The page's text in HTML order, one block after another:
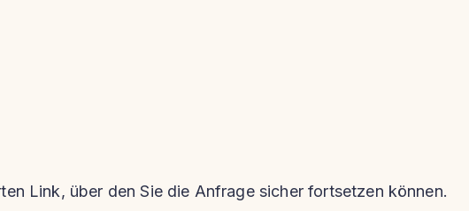
Link, über den Sie die Anfrage sicher fortsetzen können.